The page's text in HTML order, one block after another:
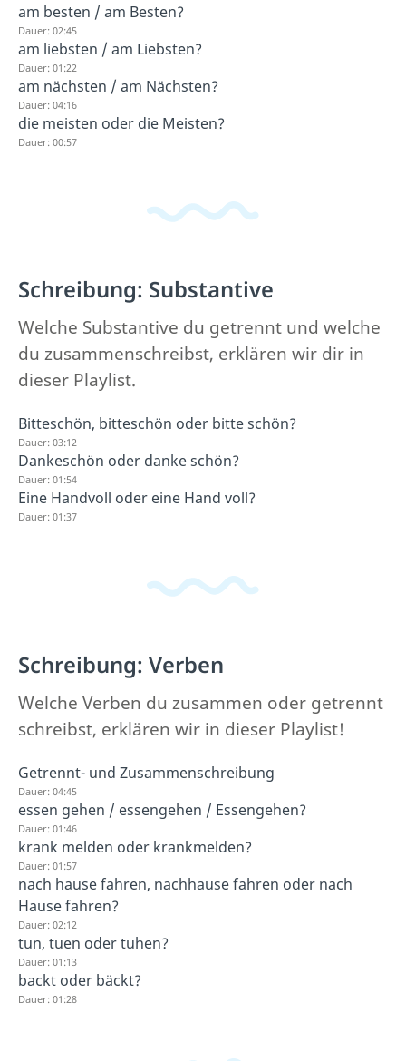
am besten / am Besten?
Dauer: 02:45
am liebsten / am Liebsten?
Dauer: 01:22
am nächsten / am Nächsten?
Dauer: 04:16
die meisten oder die Meisten?
Dauer: 00:57
Schreibung: Substantive
Welche Substantive du getrennt und welche
du zusammenschreibst, erklären wir dir in
dieser Playlist.
Bitteschön, bitteschön oder bitte schön?
Dauer: 03:12
Dankeschön oder danke schön?
Dauer: 01:54
Eine Handvoll oder eine Hand voll?
Dauer: 01:37
Schreibung: Verben
Welche Verben du zusammen oder getrennt
schreibst, erklären wir in dieser Playlist!
Getrennt- und Zusammenschreibung
Dauer: 04:45
essen gehen / essengehen / Essengehen?
Dauer: 01:46
krank melden oder krankmelden?
Dauer: 01:57
nach hause fahren, nachhause fahren oder nach
Hause fahren?
Dauer: 02:12
tun, tuen oder tuhen?
Dauer: 01:13
backt oder bäckt?
Dauer: 01:28